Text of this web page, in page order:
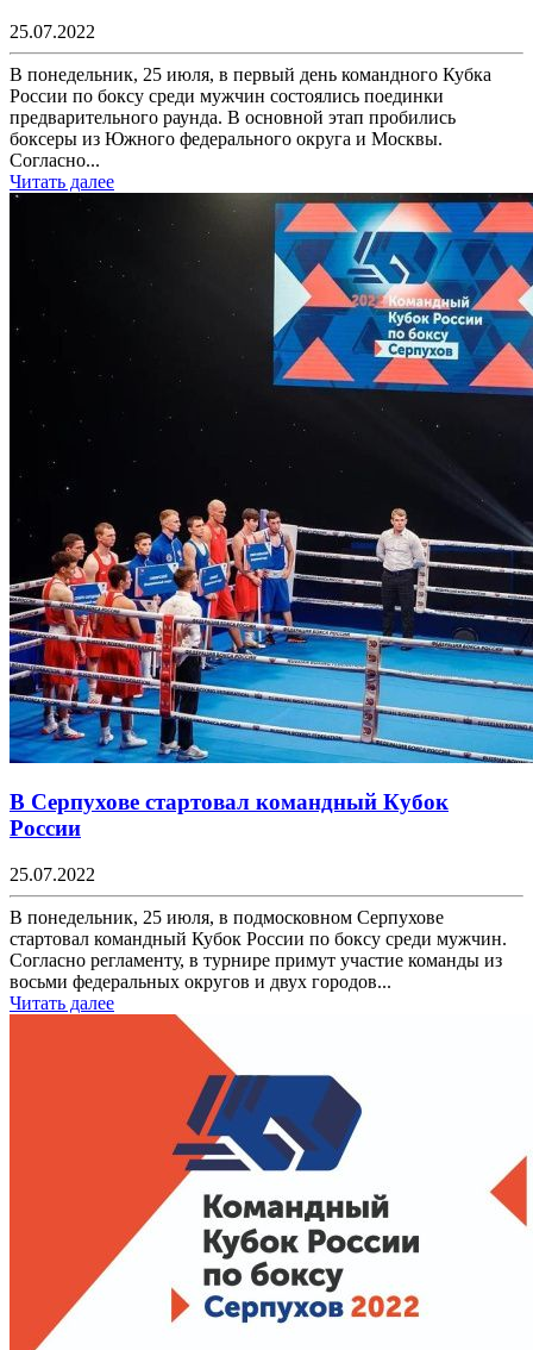
25.07.2022
В понедельник, 25 июля, в первый день командного Кубка
России по боксу среди мужчин состоялись поединки
предварительного раунда. В основной этап пробились
боксеры из Южного федерального округа и Москвы.
Согласно...
Читать далее
В Серпухове стартовал командный Кубок
России
25.07.2022
В понедельник, 25 июля, в подмосковном Серпухове
стартовал командный Кубок России по боксу среди мужчин.
Согласно регламенту, в турнире примут участие команды из
восьми федеральных округов и двух городов...
Читать далее